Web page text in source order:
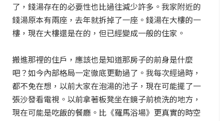
了，錢湯存在的必要性也比過往減少許多。我家附近的
錢湯原本有兩座，去年就拆掉了一座。錢湯在大樓的一
樓，現在大樓還是在的，但已經變成一般的住家。
搬進那裡的住戶，應該也是知道那房子的前身是什麼
吧？如今內部格局一定徹底更動過了。我每次經過時，
都不免在想，以前大家在泡湯的池子，現在可能擺了一
張沙發看電視。以前拿著板凳坐在鏡子前梳洗的地方，
現在可能是吃飯的餐廳。比《羅馬浴場》更真實的時空